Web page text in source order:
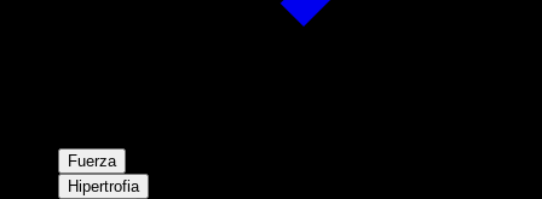
Fuerza
Hipertrofia